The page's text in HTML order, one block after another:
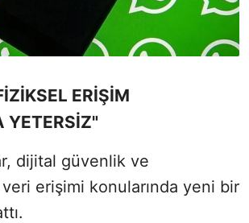
ERİŞİM
YETERSİZ"
dijital güvenlik ve
erişimi konularında yeni bir